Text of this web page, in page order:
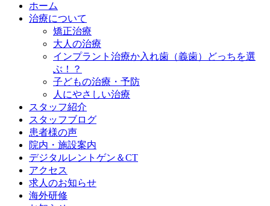
ホーム
治療について
矯正治療
大人の治療
インプラント治療か入れ歯（義歯）どっちを選
ぶ！？
子どもの治療・予防
人にやさしい治療
スタッフ紹介
スタッフブログ
患者様の声
院内・施設案内
デジタルレントゲン＆CT
アクセス
求人のお知らせ
海外研修